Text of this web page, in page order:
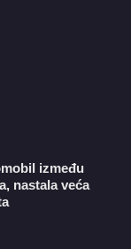
između
nastala veća